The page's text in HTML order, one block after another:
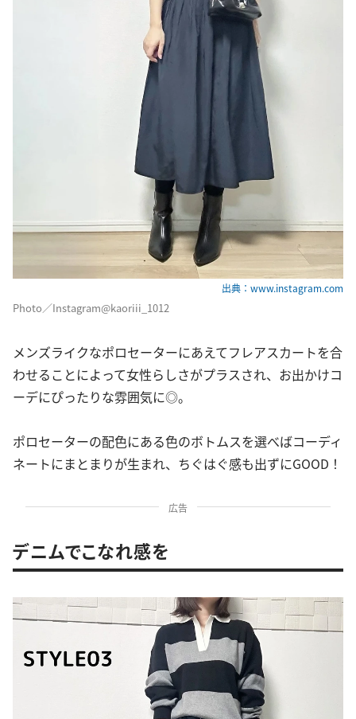
出典：www.instagram.com
Photo／Instagram@kaoriii_1012
メンズライクなポロセーターにあえてフレアスカートを合
わせることによって女性らしさがプラスされ、お出かけコ
ーデにぴったりな雰囲気に◎。
ポロセーターの配色にある色のボトムスを選べばコーディ
ネートにまとまりが生まれ、ちぐはぐ感も出ずにGOOD！
広告
デニムでこなれ感を